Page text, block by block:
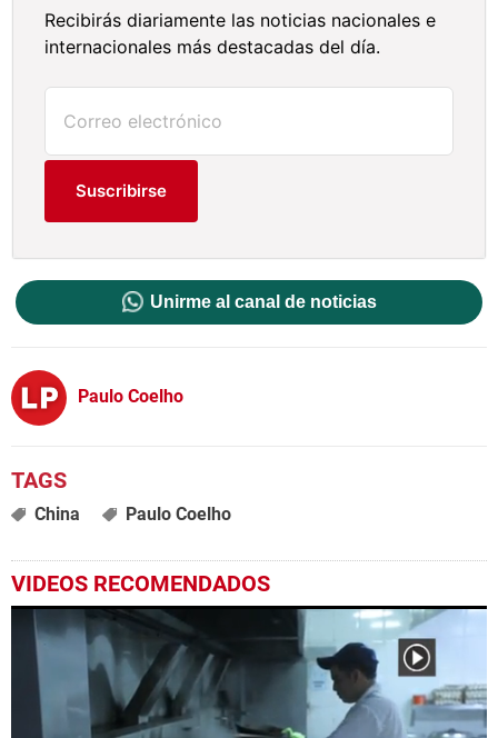
Recibirás diariamente las noticias nacionales e
internacionales más destacadas del día.
Suscribirse
Unirme al canal de noticias
Paulo Coelho
China Paulo Coelho
VIDEOS RECOMENDADOS